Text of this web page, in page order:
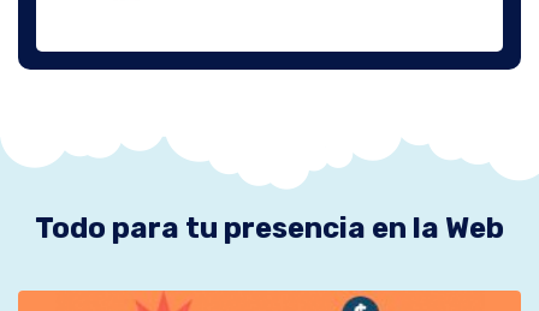
Todo para tu presencia en la Web